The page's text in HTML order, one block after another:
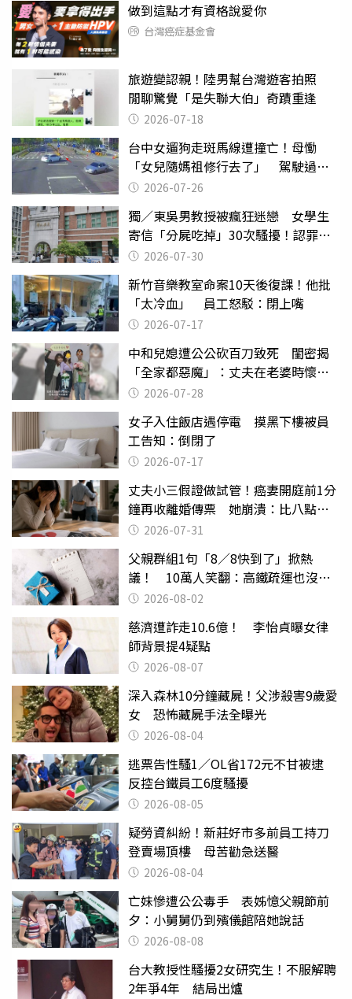
做到這點才有資格說愛你
台灣癌症基金會
旅遊變認親！陸男幫台灣遊客拍照
閒聊驚覺「是失聯大伯」奇蹟重逢
2026-07-18
台中女遛狗走斑馬線遭撞亡！母慟
「女兒隨媽祖修行去了」 駕駛過失
致死判9月
2026-07-26
獨／東吳男教授被瘋狂迷戀 女學生
寄信「分屍吃掉」30次騷擾！認罪免
關 2026-07-30
新竹音樂教室命案10天後復課！他批
「太冷血」 員工怒駁：閉上嘴
2026-07-17
中和兒媳遭公公砍百刀致死 閨密揭
「全家都惡魔」：丈夫在老婆時懷孕
摔東西
2026-07-28
女子入住飯店遇停電 摸黑下樓被員
工告知：倒閉了
2026-07-17
丈夫小三假證做試管！癌妻開庭前1分
鐘再收離婚傳票 她崩潰：比八點檔
還扯2026-07-31
父親群組1句「8／8快到了」掀熱
議！ 10萬人笑翻：高鐵疏運也沒列
父親節
2026-08-02
慈濟遭詐走10.6億！ 李怡貞曝女律
師背景提4疑點
2026-08-07
深入森林10分鐘藏屍！父涉殺害9歲愛
女 恐怖藏屍手法全曝光
2026-08-04
逃票告性騷1／OL省172元不甘被逮
反控台鐵員工6度騷擾
2026-08-05
疑勞資糾紛！新莊好市多前員工持刀
登賣場頂樓 母苦勸急送醫
2026-08-04
亡妹慘遭公公毒手 表姊憶父親節前
夕：小舅舅仍到殯儀館陪她說話
2026-08-08
台大教授性騷擾2女研究生！不服解聘
2年爭4年 結局出爐